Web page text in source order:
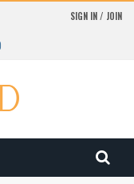
SIGN IN / JOIN